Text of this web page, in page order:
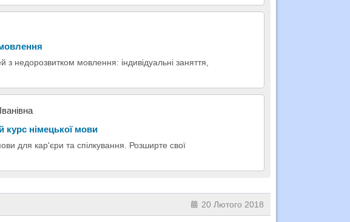
недорозвитком мовлення: індивідуальні заняття,
курс німецької мови
для кар'єри та спілкування. Розширте свої
20 Лютого 2018